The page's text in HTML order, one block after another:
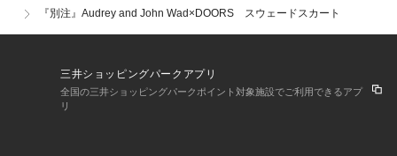
『別注』Audrey and John Wad×DOORS スウェードスカート
三井ショッピングパークアプリ
全国の三井ショッピングパークポイント対象施設でご利用できるアプ
リ